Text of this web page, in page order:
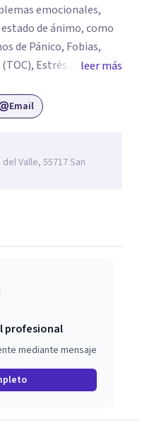
emocionales,
de ánimo, como
de Pánico, Fobias,
Estrés
(TDAH) en
de duelo o pérdidas
persona pueda
herramientas
sus desafíos.
personal,
y
la calidad de vida.
leer más
Email
Valle, 55717 San
profesional
mediante mensaje